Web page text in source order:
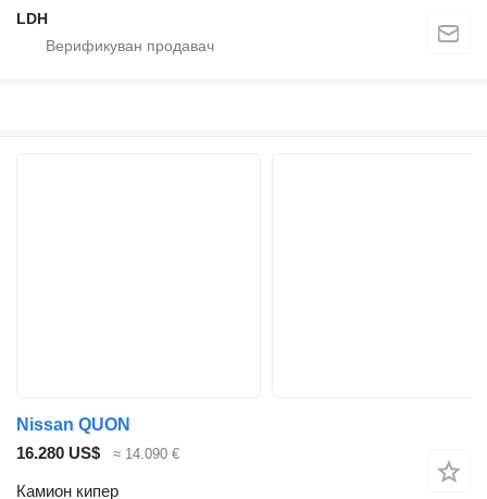
LDH
Nissan QUON
16.280 US$
≈ 14.090 €
Камион кипер